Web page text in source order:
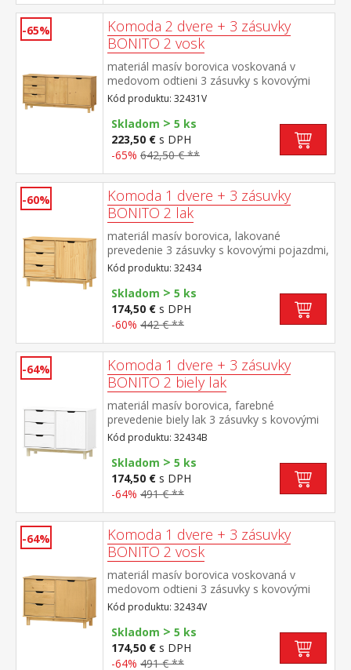
-65%
Komoda 2 dvere + 3 zásuvky
BONITO 2 vosk
materiál masív borovica voskovaná v
medovom odtieni 3 zásuvky s kovovými
pojazdmi, 2 dvierka, 1 polica
Kód produktu: 32431V
Skladom > 5 ks
223,50 € s DPH
-65% 642,50 € **
-60%
Komoda 1 dvere + 3 zásuvky
BONITO 2 lak
materiál masív borovica, lakované
prevedenie 3 zásuvky s kovovými pojazdmi,
1 dvierka, 1 polica
Kód produktu: 32434
Skladom > 5 ks
174,50 € s DPH
-60% 442 € **
-64%
Komoda 1 dvere + 3 zásuvky
BONITO 2 biely lak
materiál masív borovica, farebné
prevedenie biely lak 3 zásuvky s kovovými
pojazdmi, 1 dvierka, 1 polica
Kód produktu: 32434B
Skladom > 5 ks
174,50 € s DPH
-64% 491 € **
-64%
Komoda 1 dvere + 3 zásuvky
BONITO 2 vosk
materiál masív borovica voskovaná v
medovom odtieni 3 zásuvky s kovovými
pojazdmi, 1 dvierka, 1 polica
Kód produktu: 32434V
Skladom > 5 ks
174,50 € s DPH
-64% 491 € **